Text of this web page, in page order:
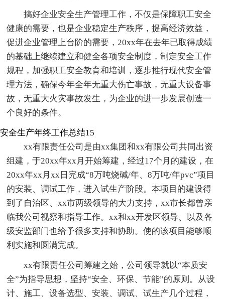
搞好企业安全生产管理工作，不仅是保障职工安全
健康的需要，也是企业稳定生产秩序，提高经济效益，
促进企业管理上台阶的需要，20xx年在去年已取得成绩
的基础上继续建立和健全各项安全制度，制定安全工作
规程，加强职工安全教育和培训，逐步推行现代安全管
理方法，确保今年全年无重大伤亡事故，无重大设备事
故，无重大火灾事故发生，为企业的进一步发展创造一
个良好的条件。
安全生产年终工作总结15
xx有限责任公司是由xx集团和xx有限公司共同出资
组建，于20xx年xx月开始筹建，经过17个月的建设，在
20xx年xx月xx日完成“8万吨烧碱/年、8万吨/年pvc”项目
的安装、调试工作，进入试生产阶段。本项目的建设得
到了自治区、xx市两级领导的大力支持，xx市长都曾亲
临我公司视察和指导工作。xx和xx开发区领导、以及各
级安监部门也给予很多支持和协助。使的该项目能够顺
利实施和圆满完成。
xx有限责任公司筹建之始，公司领导就以“本质安
全”为指导思想，坚持“安全、环保、节能”的原则。从设
计、施工、设备选型、安装、调试、试生产几个过程，